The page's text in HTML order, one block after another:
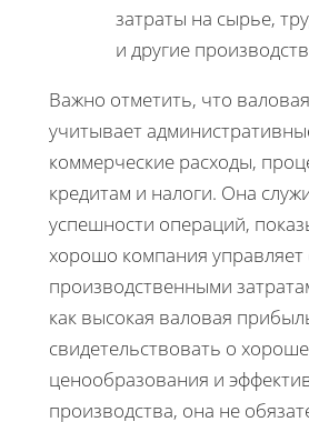
затраты на сырье,
и другие
Важно отметить, что
учитывает
коммерческие расходы,
кредитам и налоги. Она
успешности операций,
хорошо компания
производственными
как высокая валовая
свидетельствовать о
ценообразования и
производства, она не